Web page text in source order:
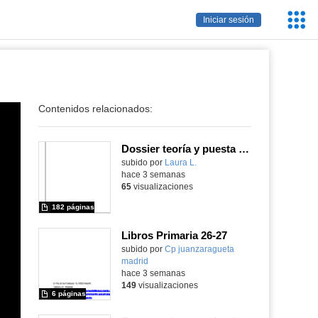
Iniciar sesión
Contenidos relacionados:
Dossier teoría y puesta en práctica Äprendizaje Basado en Juegos en Educación Infantil y Primaria
Contenido educativo.
subido por Laura L.
182 páginas
hace 3 semanas
65visualizaciones
Libros Primaria 26-27
subido por Cp juanzaragueta
madrid
6 páginas
hace 3 semanas
149visualizaciones